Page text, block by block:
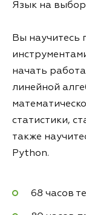
Язык на выбор
Вы научитесь
начать
линейной
статистики,
также
Python.
68 часов